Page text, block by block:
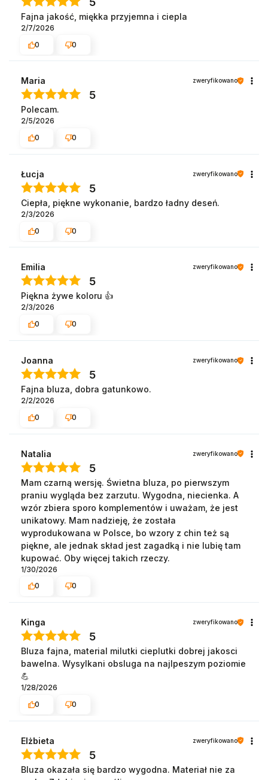
Fajna jakość, miękka przyjemna i ciepla
2/7/2026
0
0
Maria zweryfikowano
5
Polecam.
2/5/2026
0
0
Łucja zweryfikowano
5
Ciepła, piękne wykonanie, bardzo ładny deseń.
2/3/2026
0
0
Emilia zweryfikowano
5
Piękna żywe koloru 👍️
2/3/2026
0
0
Joanna zweryfikowano
5
Fajna bluza, dobra gatunkowo.
2/2/2026
0
0
Natalia zweryfikowano
5
Mam czarną wersję. Świetna bluza, po pierwszym
praniu wygląda bez zarzutu. Wygodna, niecienka. A
wzór zbiera sporo komplementów i uważam, że jest
unikatowy. Mam nadzieję, że została
wyprodukowana w Polsce, bo wzory z chin też są
piękne, ale jednak skład jest zagadką i nie lubię tam
kupować. Oby więcej takich rzeczy.
1/30/2026
0
0
Kinga zweryfikowano
5
Bluza fajna, material milutki cieplutki dobrej jakosci
bawelna. Wysylkani obsluga na najlpeszym poziomie
💪
1/28/2026
0
0
Elżbieta zweryfikowano
5
Bluza okazała się bardzo wygodna. Materiał nie za